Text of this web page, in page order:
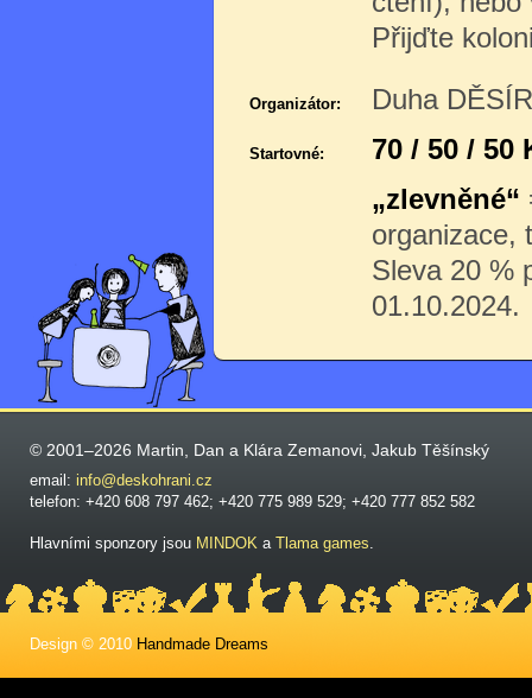
Přijďte
Organizátor: Duha
Startovné:
70 / 50 / 50
„zlevněné“
organizace,
Sleva 20 %
01.10.2024.
© 2001–2026 Martin, Dan a Klára Zemanovi, Jakub Těšínský
email: info@deskohrani.cz
telefon: +420 608 797 462; +420 775 989 529; +420 777 852 582
Hlavními sponzory jsou MINDOK a Tlama games.
Design © 2010 Handmade Dreams